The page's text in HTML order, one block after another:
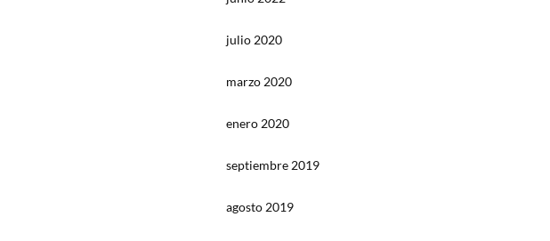
julio 2020
marzo 2020
enero 2020
septiembre 2019
agosto 2019